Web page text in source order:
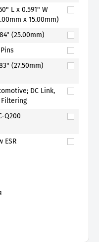
L x 0.591" W
x 15.00mm)
(25.00mm)
(27.50mm)
DC Link,
Filtering
Q200
ESR